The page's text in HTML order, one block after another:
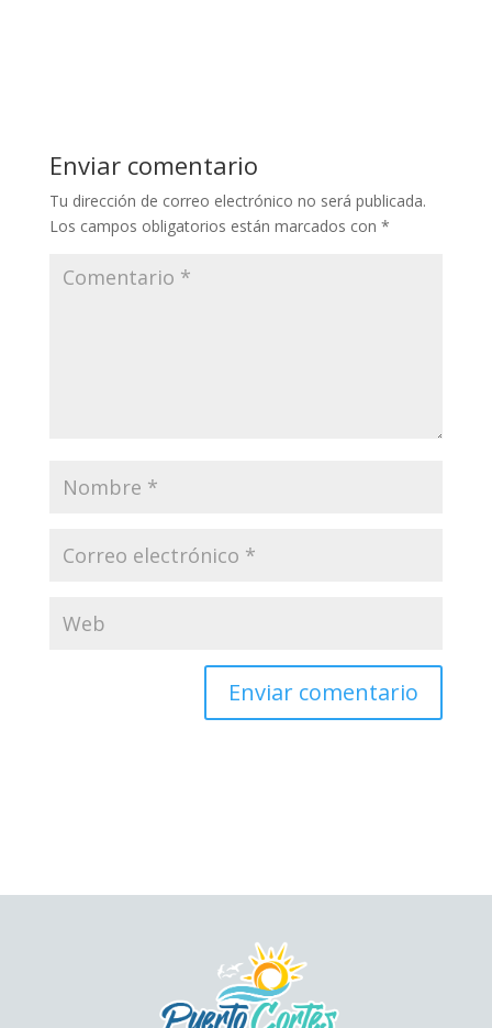
Enviar comentario
Tu dirección de correo electrónico no será publicada.
Los campos obligatorios están marcados con *